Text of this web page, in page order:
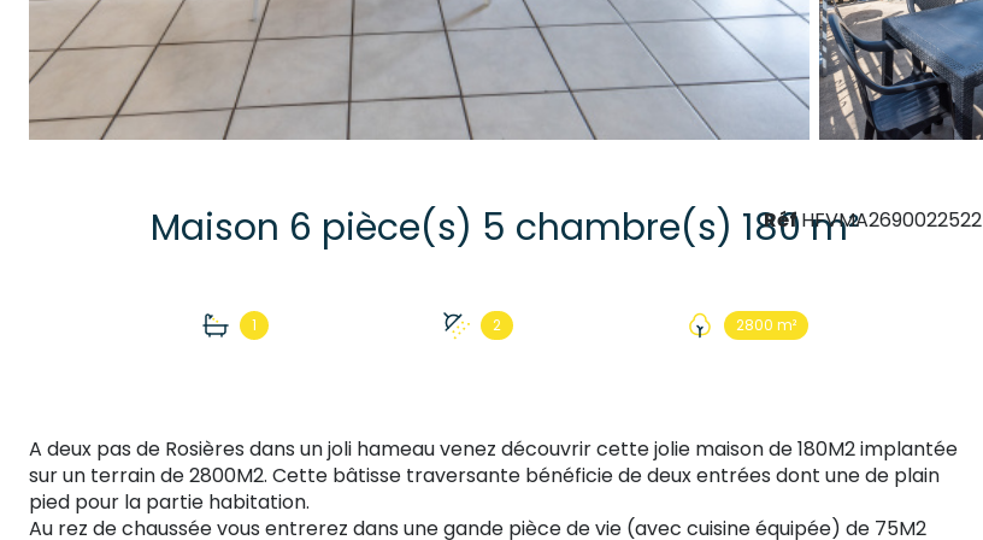
Maison 6 pièce(s) 5 chambre(s) 180 m²
1 2 2800 m²
RéfHFVMA2690022522
A deux pas de Rosières dans un joli hameau venez découvrir cette jolie maison de 180M2 implantée
sur un terrain de 2800M2. Cette bâtisse traversante bénéficie de deux entrées dont une de plain
pied pour la partie habitation.
Au rez de chaussée vous entrerez dans une gande pièce de vie (avec cuisine équipée) de 75M2